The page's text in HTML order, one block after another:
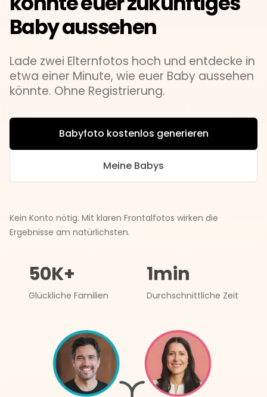
Baby aussehen
Lade zwei Elternfotos hoch und entdecke in
etwa einer Minute, wie euer Baby aussehen
könnte. Ohne Registrierung.
Babyfoto kostenlos generieren
Meine Babys
Kein Konto nötig. Mit klaren Frontalfotos wirken die
Ergebnisse am natürlichsten.
50K+
Glückliche Familien
1min
Durchschnittliche Zeit